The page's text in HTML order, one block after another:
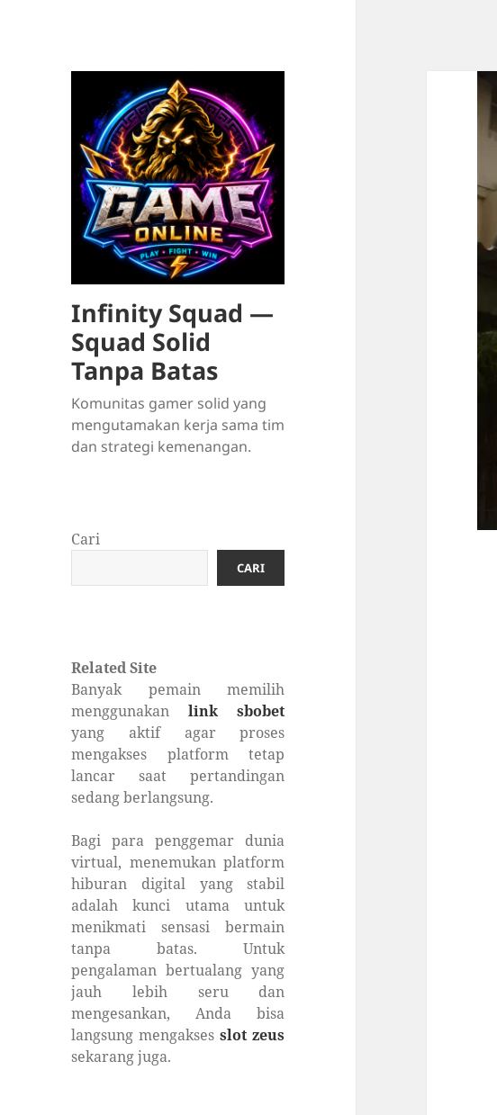
Infinity Squad —
Squad Solid
Tanpa Batas
Komunitas gamer solid yang
mengutamakan kerja sama tim
dan strategi kemenangan.
Cari
CARI
Related Site
Banyak pemain memilih
menggunakanlink sbobet
yang aktif agar proses
mengakses platform tetap
lancar saat pertandingan
sedang berlangsung.
Bagi para penggemar dunia
virtual, menemukan platform
hiburan digital yang stabil
adalah kunci utama untuk
menikmati sensasi bermain
tanpa batas. Untuk
pengalaman bertualang yang
jauh lebih seru dan
mengesankan, Anda bisa
langsung mengaksesslot zeus
sekarang juga.